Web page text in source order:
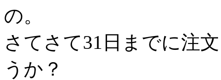
の。
さてさて31日までに注
うか？